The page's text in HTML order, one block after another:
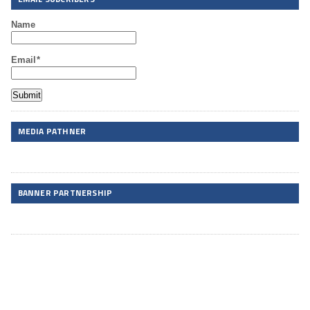
Name
Email*
MEDIA PATHNER
BANNER PARTNERSHIP